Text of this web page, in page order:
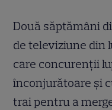
Două săptămâni
de televiziune din
care concurenții
înconjurătoare și
trai pentru a